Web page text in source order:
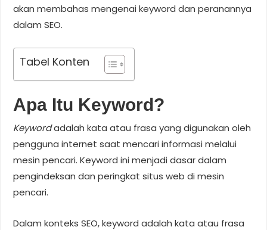
akan membahas mengenai keyword dan peranannya
dalam SEO.
Tabel Konten
Apa Itu Keyword?
Keywordadalah kata atau frasa yang digunakan oleh
pengguna internet saat mencari informasi melalui
mesin pencari. Keyword ini menjadi dasar dalam
pengindeksan dan peringkat situs web di mesin
pencari.
Dalam konteks SEO, keyword adalah kata atau frasa